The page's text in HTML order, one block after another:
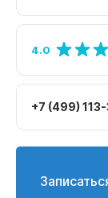
4.0
+7 (499)